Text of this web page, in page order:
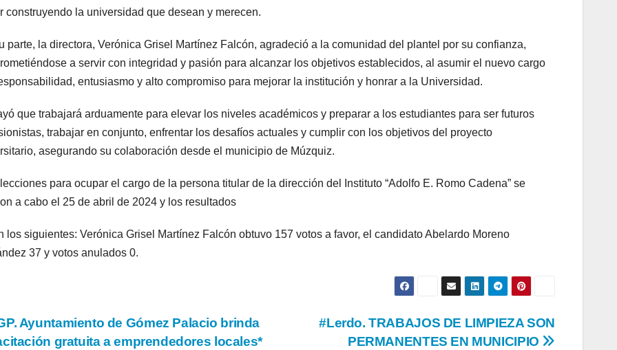
construyendo la universidad que desean y merecen.
parte, la directora, Verónica Grisel Martínez Falcón, agradeció a la comunidad del plantel por su confianza,
a servir con integridad y pasión para alcanzar los objetivos establecidos, al asumir el nuevo cargo
entusiasmo y alto compromiso para mejorar la institución y honrar a la Universidad.
que trabajará arduamente para elevar los niveles académicos y preparar a los estudiantes para ser futuros
trabajar en conjunto, enfrentar los desafíos actuales y cumplir con los objetivos del proyecto
asegurando su colaboración desde el municipio de Múzquiz.
para ocupar el cargo de la persona titular de la dirección del Instituto “Adolfo E. Romo Cadena” se
a cabo el 25 de abril de 2024 y los resultados
los siguientes: Verónica Grisel Martínez Falcón obtuvo 157 votos a favor, el candidato Abelardo Moreno
37 y votos anulados 0.
#Lerdo. TRABAJOS DE LIMPIEZA SON
PERMANENTES EN MUNICIPIO
Ayuntamiento de Gómez Palacio brinda
gratuita a emprendedores locales*